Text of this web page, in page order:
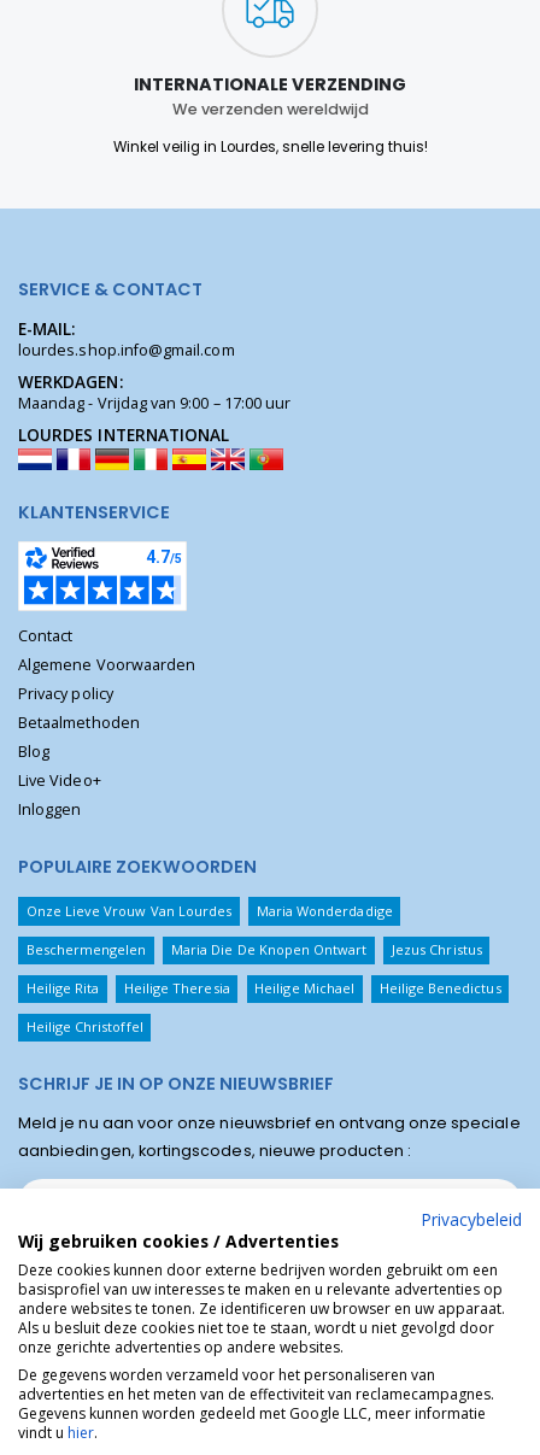
INTERNATIONALE VERZENDING
We verzenden wereldwijd
Winkel veilig in Lourdes, snelle levering thuis!
SERVICE & CONTACT
E-MAIL:
lourdes.shop.info@gmail.com
WERKDAGEN:
Maandag - Vrijdag van 9:00 – 17:00 uur
LOURDES INTERNATIONAL
KLANTENSERVICE
Contact
Algemene Voorwaarden
Privacy policy
Betaalmethoden
Blog
Live Video+
Inloggen
POPULAIRE ZOEKWOORDEN
Onze Lieve Vrouw Van Lourdes Maria Wonderdadige
Beschermengelen Maria Die De Knopen Ontwart Jezus Christus
Heilige Rita Heilige Theresia Heilige Michael Heilige Benedictus
Heilige Christoffel
SCHRIJF JE IN OP ONZE NIEUWSBRIEF
Meld je nu aan voor onze nieuwsbrief en ontvang onze speciale
aanbiedingen, kortingscodes, nieuwe producten :
Winkel van Lourdes © Religieuze online winkel van het bedevaartsoord
Lourdes in Frankrijk.
Privacybeleid
Wij gebruiken cookies / Advertenties
Deze cookies kunnen door externe bedrijven worden gebruikt om een
basisprofiel van uw interesses te maken en u relevante advertenties op
andere websites te tonen. Ze identificeren uw browser en uw apparaat.
Als u besluit deze cookies niet toe te staan, wordt u niet gevolgd door
onze gerichte advertenties op andere websites.
De gegevens worden verzameld voor het personaliseren van
advertenties en het meten van de effectiviteit van reclamecampagnes.
Gegevens kunnen worden gedeeld met Google LLC, meer informatie
vindt u hier.